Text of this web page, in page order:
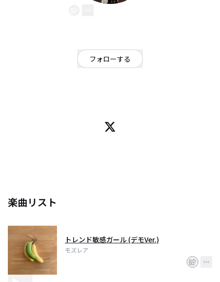
フォローする
Sup.Dr めい
楽曲リスト
トレンド敏感ガール (デモVer.)
モズレア